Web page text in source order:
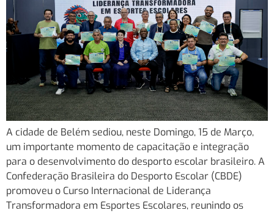
A cidade de Belém sediou, neste Domingo, 15 de Março,
um importante momento de capacitação e integração
para o desenvolvimento do desporto escolar brasileiro. A
Confederação Brasileira do Desporto Escolar (CBDE)
promoveu o Curso Internacional de Liderança
Transformadora em Esportes Escolares, reunindo os